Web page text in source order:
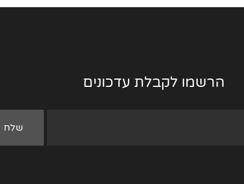
הרשמו לקבלת עדכונים